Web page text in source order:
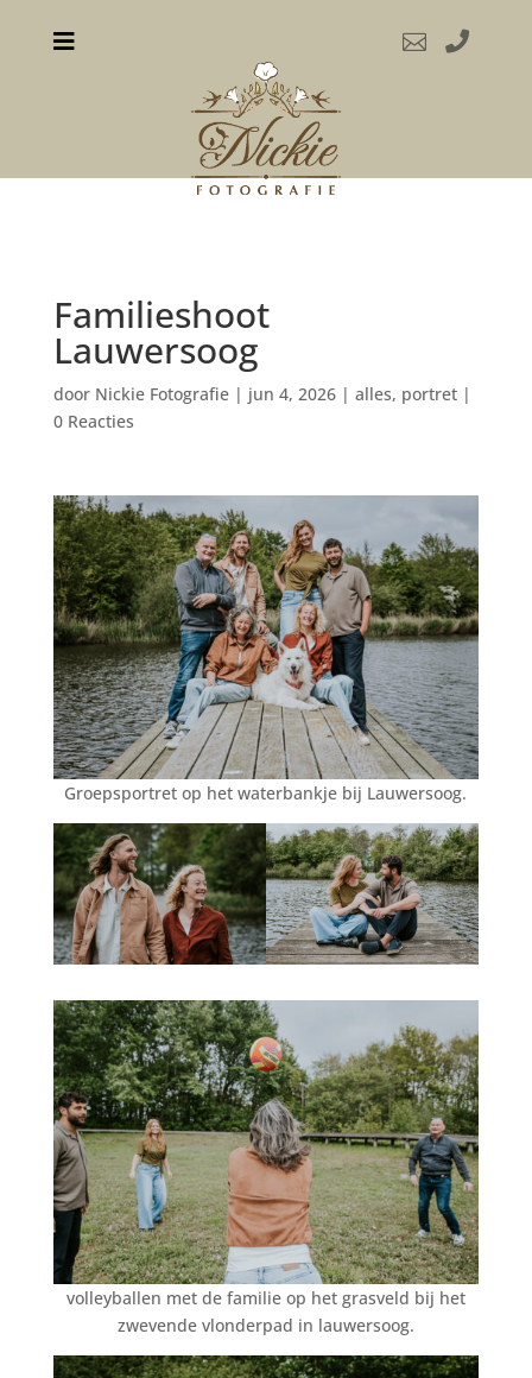
  
Familieshoot
Lauwersoog
door Nickie Fotografie| jun 4, 2026| alles, portret|
0 Reacties
Groepsportret op het waterbankje bij Lauwersoog.
volleyballen met de familie op het grasveld bij het
zwevende vlonderpad in lauwersoog.